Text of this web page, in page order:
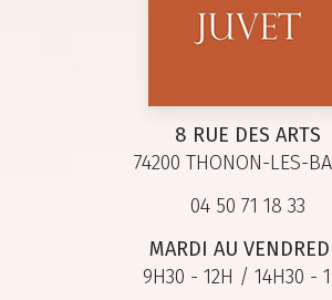
8 RUE DES ARTS
74200 THONON-LES-
04 50 71 18 33
MARDI AU
9H30 - 12H / 14H30 -